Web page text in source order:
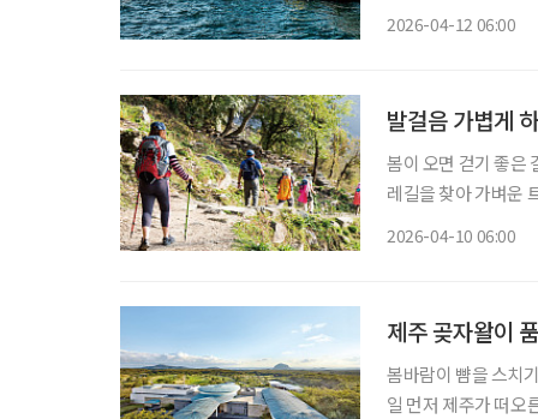
2026-04-12 06:00
발걸음 가볍게
봄이 오면 걷기 좋은
레길을 찾아 가벼운
2026-04-10 06:00
제주 곶자왈이
봄바람이 뺨을 스치기 시작
일 먼저 제주가 떠오